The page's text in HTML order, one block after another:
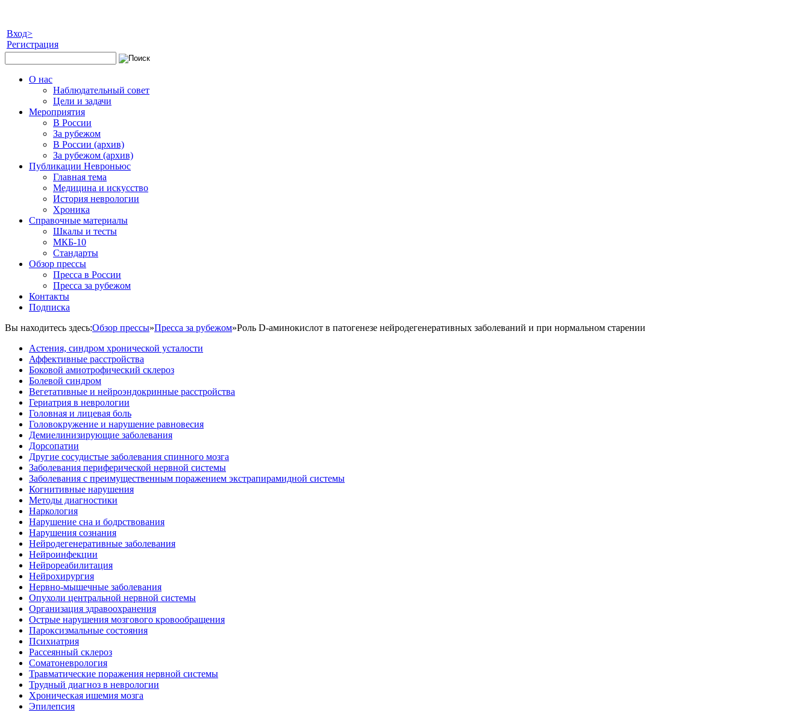
Вход>
Регистрация
О нас
Наблюдательный совет
Цели и задачи
Мероприятия
В России
За рубежом
В России (архив)
За рубежом (архив)
Публикации Невроньюс
Главная тема
Медицина и искусство
История неврологии
Хроника
Справочные материалы
Шкалы и тесты
МКБ-10
Стандарты
Обзор прессы
Пресса в России
Пресса за рубежом
Контакты
Подписка
Вы находитесь здесь:Обзор прессы»Пресса за рубежом»Роль D-аминокислот в патогенезе нейродегенеративных заболеваний и при нормальном старении
Астения, синдром хронической усталости
Аффективные расстройства
Боковой амиотрофический склероз
Болевой синдром
Вегетативные и нейроэндокринные расстройства
Гериатрия в неврологии
Головная и лицевая боль
Головокружение и нарушение равновесия
Демиелинизирующие заболевания
Дорсопатии
Другие сосудистые заболевания спинного мозга
Заболевания периферической нервной системы
Заболевания с преимущественным поражением экстрапирамидной системы
Когнитивные нарушения
Методы диагностики
Наркология
Нарушение сна и бодрствования
Нарушения сознания
Нейродегенеративные заболевания
Нейроинфекции
Нейрореабилитация
Нейрохирургия
Нервно-мышечные заболевания
Опухоли центральной нервной системы
Организация здравоохранения
Острые нарушения мозгового кровообращения
Пароксизмальные состояния
Психиатрия
Рассеянный склероз
Соматоневрология
Травматические поражения нервной системы
Трудный диагноз в неврологии
Хроническая ишемия мозга
Эпилепсия